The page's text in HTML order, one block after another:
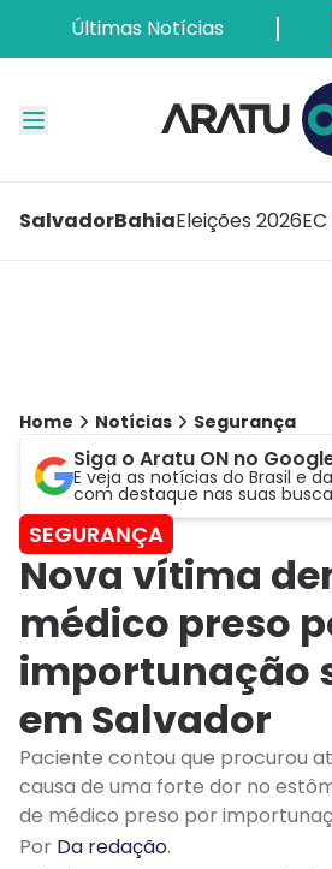
Últimas Notícias
SalvadorBahiaEleições 2026
Home Notícias Segurança
Siga o Aratu ON no
E veja as notícias do Brasil e
com destaque nas suas
SEGURANÇA
Nova vítima
médico preso
importunação
em Salvador
Paciente contou que procurou
causa de uma forte dor no
de médico preso por
Por Da redação.